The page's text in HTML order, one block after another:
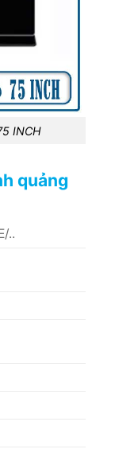
INCH
quảng
..